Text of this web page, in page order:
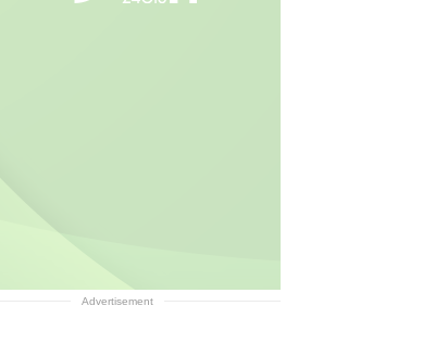
Advertisement